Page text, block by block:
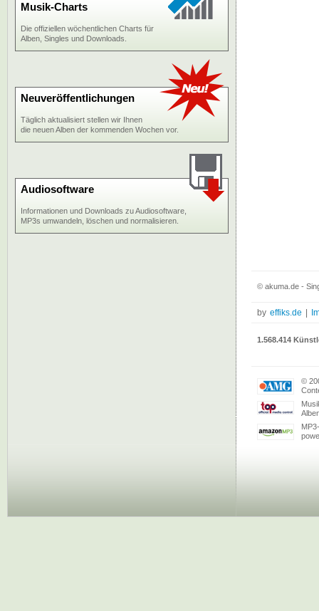
Musik-Charts
Die offiziellen wöchentlichen Charts für
Alben, Singles und Downloads.
Neuveröffentlichungen
Täglich aktualisiert stellen wir Ihnen
die neuen Alben der kommenden Wochen vor.
Audiosoftware
Informationen und Downloads zu Audiosoftware,
MP3s umwandeln, löschen und normalisieren.
© akuma.de -
by effiks.de
1.568.414
©